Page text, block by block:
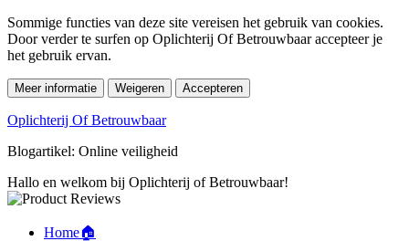
Sommige functies van deze site vereisen het gebruik van cookies.
Door verder te surfen op Oplichterij Of Betrouwbaar accepteer je
het gebruik ervan.
Meer informatie Weigeren Accepteren
Oplichterij Of Betrouwbaar
Blogartikel: Online veiligheid
Hallo en welkom bij Oplichterij of Betrouwbaar!
Home🏠︎